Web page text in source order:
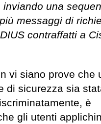
inviando una
messaggi di
contraffatti a
vi siano prove che
di sicurezza sia
è
gli utenti